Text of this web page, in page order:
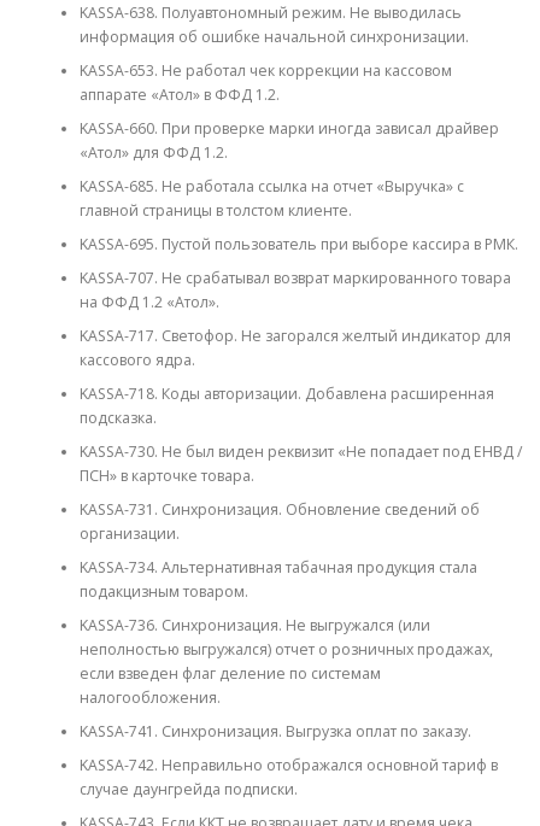
KASSA-638. Полуавтономный режим. Не выводилась
информация об ошибке начальной синхронизации.
KASSA-653. Не работал чек коррекции на кассовом
аппарате «Атол» в ФФД 1.2.
KASSA-660. При проверке марки иногда зависал драйвер
«Атол» для ФФД 1.2.
KASSA-685. Не работала ссылка на отчет «Выручка» с
главной страницы в толстом клиенте.
KASSA-695. Пустой пользователь при выборе кассира в РМК.
KASSA-707. Не срабатывал возврат маркированного товара
на ФФД 1.2 «Атол».
KASSA-717. Светофор. Не загорался желтый индикатор для
кассового ядра.
KASSA-718. Коды авторизации. Добавлена расширенная
подсказка.
KASSA-730. Не был виден реквизит «Не попадает под ЕНВД /
ПСН» в карточке товара.
KASSA-731. Синхронизация. Обновление сведений об
организации.
KASSA-734. Альтернативная табачная продукция стала
подакцизным товаром.
KASSA-736. Синхронизация. Не выгружался (или
неполностью выгружался) отчет о розничных продажах,
если взведен флаг деление по системам
налогообложения.
KASSA-741. Синхронизация. Выгрузка оплат по заказу.
KASSA-742. Неправильно отображался основной тариф в
случае даунгрейда подписки.